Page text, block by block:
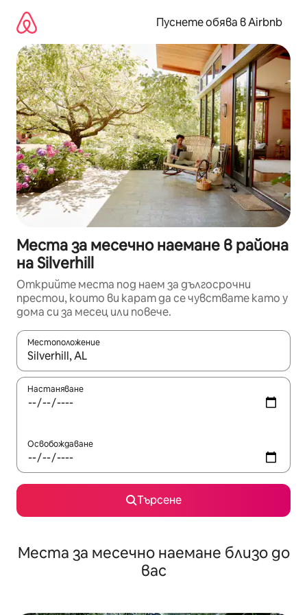
съдържанието
Пуснете обява в Airbnb
Места за месечно наемане в района
на Silverhill
Открийте места под наем за дългосрочни
престои, които ви карат да се чувствате като у
дома си за месец или повече.
Местоположение
Когато резултатите се покажат, използвайте
Настаняване
Освобождаване
Търсене
Места за месечно наемане близо до
вас